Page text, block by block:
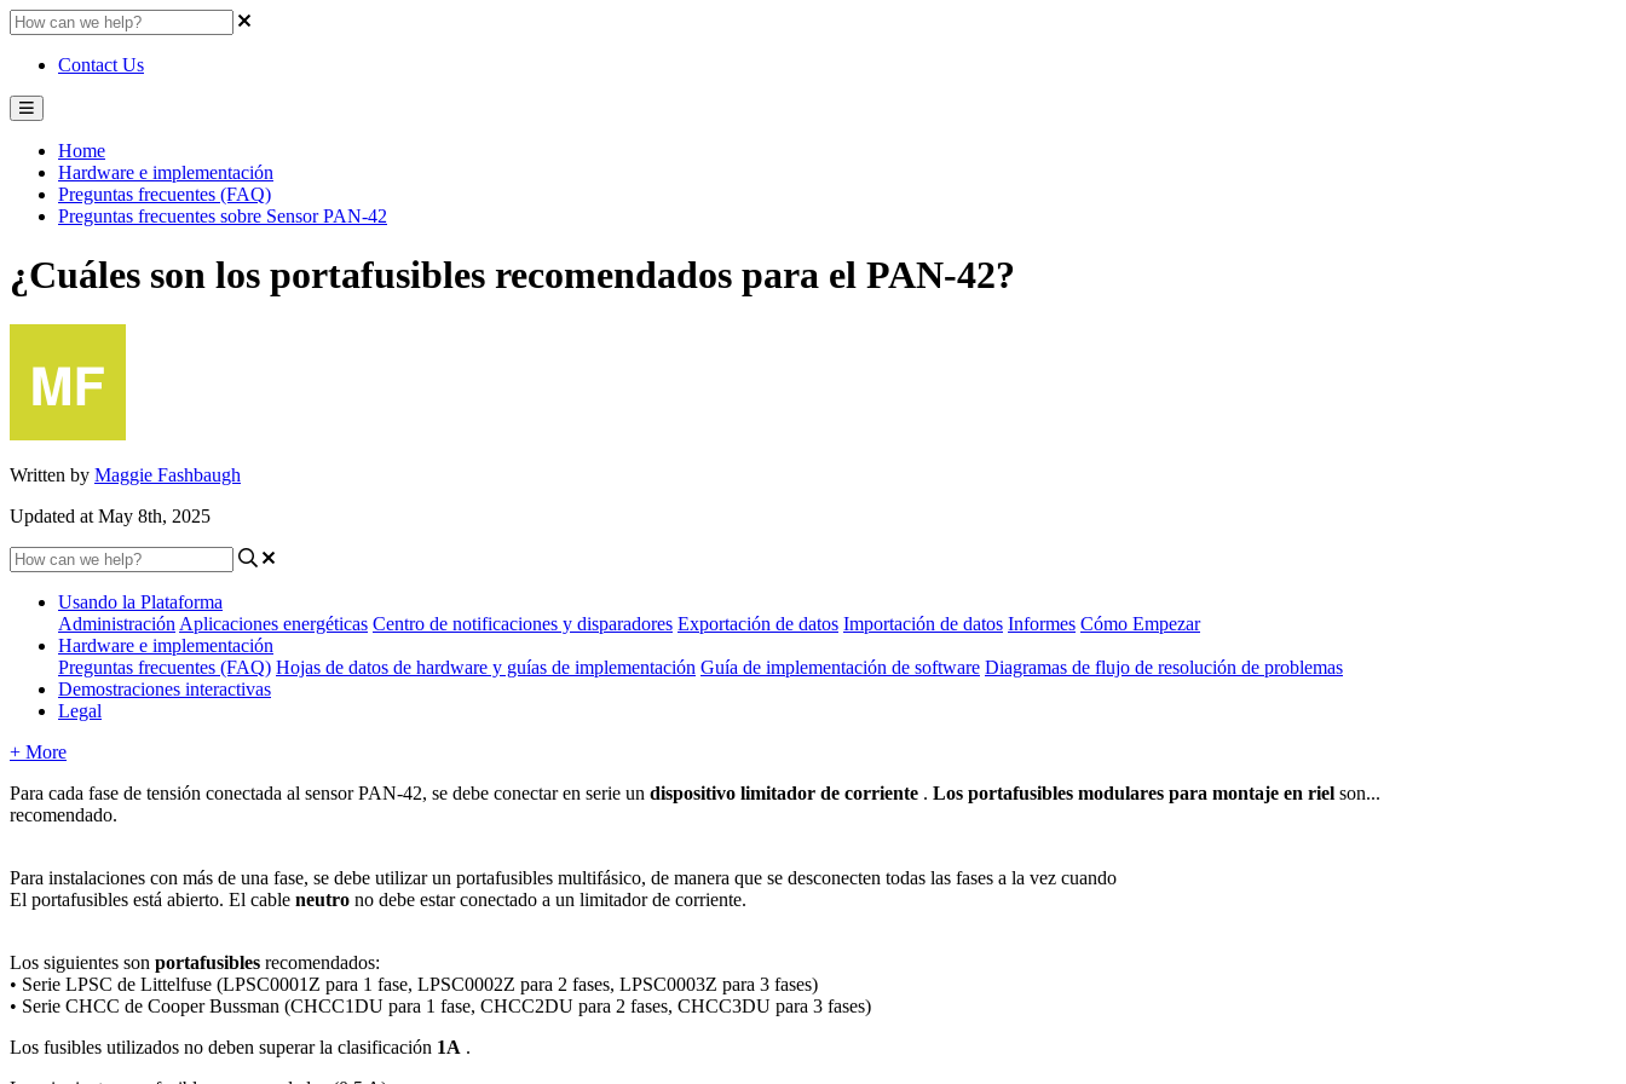
Contact Us
Home
Hardware e implementación
Preguntas frecuentes (FAQ)
Preguntas frecuentes sobre Sensor PAN-42
¿Cuáles son los portafusibles recomendados para el PAN-42?
Written by Maggie Fashbaugh
Updated at May 8th, 2025
Usando la Plataforma
Administración Aplicaciones energéticas Centro de notificaciones y disparadores Exportación de datos Importación de datos Informes Cómo Empezar
Hardware e implementación
Preguntas frecuentes (FAQ) Hojas de datos de hardware y guías de implementación Guía de implementación de software Diagramas de flujo de resolución de problemas
Demostraciones interactivas
Legal
+ More
Para cada fase de tensión conectada al sensor PAN-42, se debe conectar en serie un dispositivo limitador de corriente . Los portafusibles modulares para montaje en riel son...
recomendado.
Para instalaciones con más de una fase, se debe utilizar un portafusibles multifásico, de manera que se desconecten todas las fases a la vez cuando
El portafusibles está abierto. El cable neutro no debe estar conectado a un limitador de corriente.
Los siguientes son portafusibles recomendados:
• Serie LPSC de Littelfuse (LPSC0001Z para 1 fase, LPSC0002Z para 2 fases, LPSC0003Z para 3 fases)
• Serie CHCC de Cooper Bussman (CHCC1DU para 1 fase, CHCC2DU para 2 fases, CHCC3DU para 3 fases)
Los fusibles utilizados no deben superar la clasificación 1A .